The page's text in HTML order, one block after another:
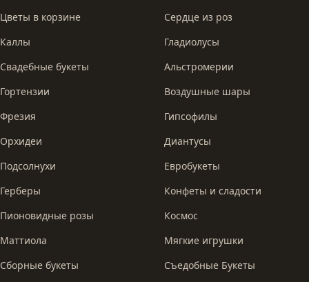
Цветы в корзине
Каллы
Свадебные букеты
Гортензии
Фрезия
Орхидеи
Подсолнухи
Герберы
Пионовидные розы
Маттиола
Сборные букеты
Сердце из роз
Гладиолусы
Альстромерии
Воздушные шары
Гипсофилы
Диантусы
Евробукеты
Конфеты и сладости
Космос
Мягкие игрушки
Съедобные Букеты